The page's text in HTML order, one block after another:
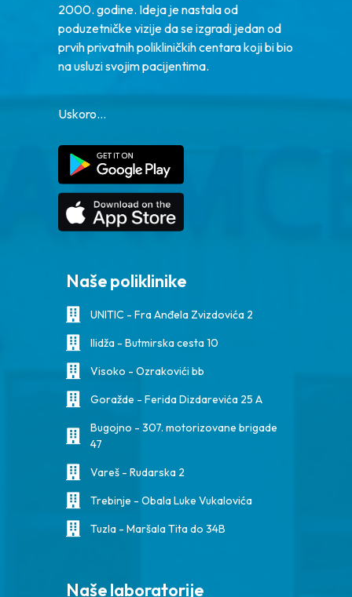
2000. godine. Ideja je nastala od
poduzetničke vizije da se izgradi jedan od
prvih privatnih polikliničkih centara koji bi bio
na usluzi svojim pacijentima.
Uskoro...
Naše poliklinike
UNITIC - Fra Anđela Zvizdovića 2
Ilidža - Butmirska cesta 10
Visoko - Ozrakovići bb
Goražde - Ferida Dizdarevića 25 A
Bugojno - 307. motorizovane brigade
47
Vareš - Rudarska 2
Trebinje - Obala Luke Vukalovića
Tuzla - Maršala Tita do 34B
Naše laboratorije